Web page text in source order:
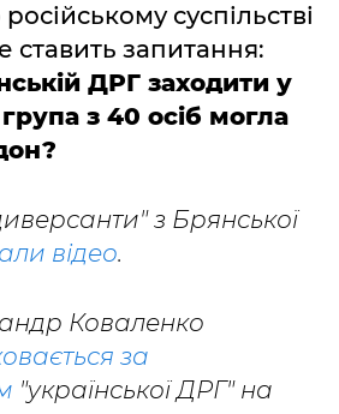
суспільстві
ставить запитання:
ДРГ заходити у
з 40 осіб могла
з Брянської
відео.
Коваленко
за
"української ДРГ" на